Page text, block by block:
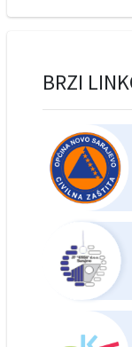
BRZI